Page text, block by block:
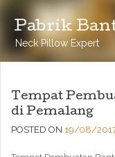
Pabrik
Neck Pillow Expert
Tempat
di Pemalang
POSTED ON 19/08/